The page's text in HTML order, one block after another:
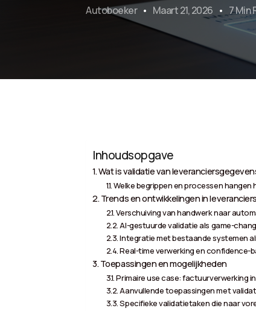
Autoboeker Maart 21, 2026 7 Min
Inhoudsopgave
Wat is validatie van
Welke begrippen en processen hangen
Trends en ontwikkelingen in
Verschuiving van handwerk naar
AI-gestuurde validatie als game-
Integratie met bestaande systemen
Real-time verwerking en confidence-
Toepassingen en mogelijkheden
Primaire use case: factuurverwerking
Aanvullende toepassingen met
Specifieke validatietaken die naar